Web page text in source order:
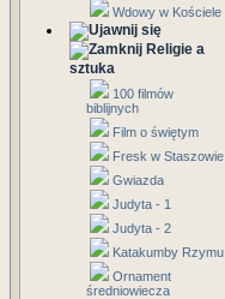
Wdowy w Kościele
Religie a
sztuka
100 filmów
biblijnych
Film o świętym
Fresk w Staszowie
Gwiazda
Judyta - 1
Judyta - 2
Katakumby Rzymu
Ornament
średniowiecza